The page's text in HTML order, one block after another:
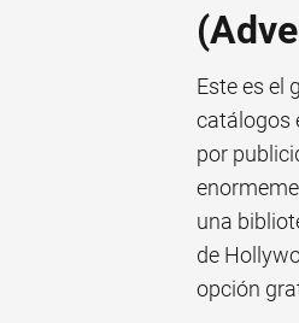
Este es el
catálogos
por
una
de
opción